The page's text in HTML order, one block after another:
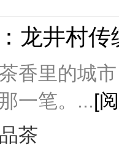
材是进口的
时候钻进一家
的包裹和足道
我钟爱的——日